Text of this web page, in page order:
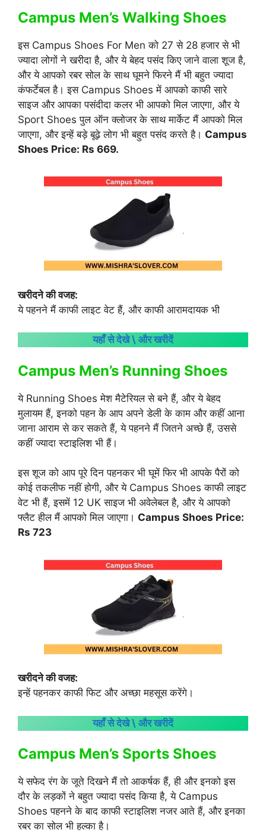
Campus Men’s Walking Shoes
इस Campus Shoes For Men को 27 से 28 हजार से भी
ज्यादा लोगों ने खरीदा है, और ये बेहद पसंद किए जाने वाला शूज है,
और ये आपको रबर सोल के साथ घूमने फिरने मैं भी बहुत ज्यादा
कंफर्टेबल है। इस Campus Shoes में आपको काफी सारे
साइज और आपका पसंदीदा कलर भी आपको मिल जाएगा, और ये
Sport Shoes पुल ऑन क्लोजर के साथ मार्केट मैं आपको मिल
जाएगा, और इन्हें बड़े बूढ़े लोग भी बहुत पसंद करते है। Campus
Shoes Price: Rs 669.
खरीदने की वजह:
ये पहनने मैं काफी लाइट वेट हैं, और काफी आरामदायक भी
यहाँ से देखे \ और खरीदें
Campus Men’s Running Shoes
ये Running Shoes मेश मैटेरियल से बने हैं, और ये बेहद
मुलायम हैं, इनको पहन के आप अपने डेली के काम और कहीं आना
जाना आराम से कर सकते हैं, ये पहनने मैं जितने अच्छे हैं, उससे
कहीं ज्यादा स्टाइलिश भी हैं।
इस शूज को आप पूरे दिन पहनकर भी घूमें फिर भी आपके पैरों को
कोई तकलीफ नहीं होगी, और ये Campus Shoes काफी लाइट
वेट भी हैं, इसमें 12 UK साइज भी अवेलेबल है, और ये आपको
फ्लैट हील मैं आपको मिल जाएगा। Campus Shoes Price:
Rs 723
खरीदने की वजह:
इन्हें पहनकर काफी फिट और अच्छा महसूस करेंगे।
यहाँ से देखे \ और खरीदें
Campus Men’s Sports Shoes
ये सफेद रंग के जूते दिखने मैं तो आकर्षक हैं, ही और इनको इस
दौर के लड़कों ने बहुत ज्यादा पसंद किया है, ये Campus
Shoes पहनने के बाद काफी स्टाइलिश नजर आते हैं, और इनका
रबर का सोल भी हल्का है।